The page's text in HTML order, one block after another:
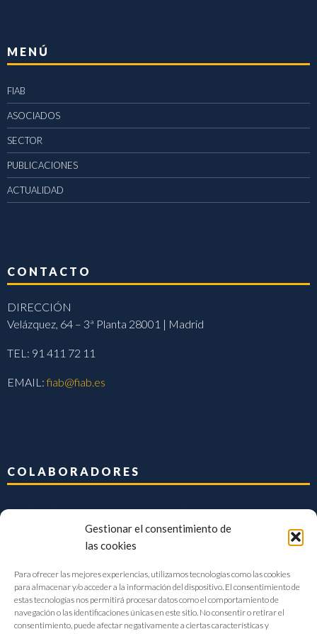
Gestionar el consentimiento de
las cookies
Para ofrecer las mejores experiencias, utilizamos tecnologías como las cookies
para almacenar y/o acceder a la información del dispositivo. El consentimiento de
estas tecnologías nos permitirá procesar datos como el comportamiento de
navegación o las identificaciones únicas en este sitio. No consentir o retirar el
consentimiento, puede afectar negativamente a ciertas características y
MENÚ
FIAB
ASOCIADOS
SECTOR
PUBLICACIONES
ACTUALIDAD
CONTACTO
DIRECCIÓN
Velázquez, 64 – 3ª Planta 28001 | Madrid
TEL: 91 411 72 11
EMAIL:fiab@fiab.es
COLABORADORES